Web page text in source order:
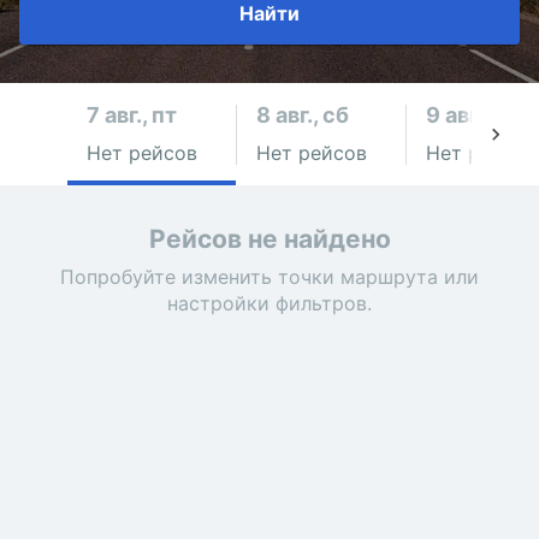
Найти
7 авг., пт
Нет рейсов
8 авг., сб
Нет рейсов
9 авг., вс
Нет рейсов
Рейсов не найдено
Попробуйте изменить точки маршрута или
настройки фильтров.